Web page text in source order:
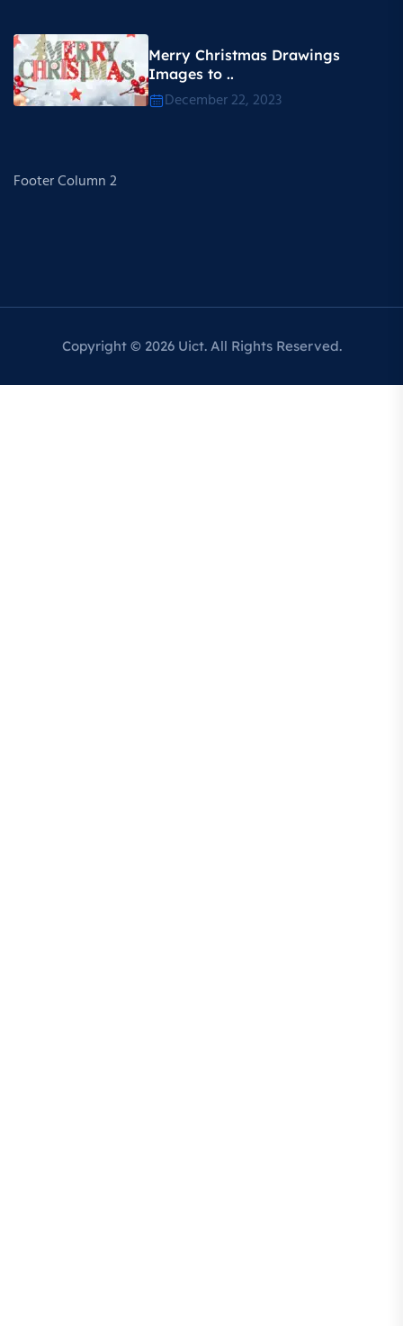
Merry Christmas Drawings
Images to ..
December 22, 2023
Footer Column 2
Copyright © 2026 Uict. All Rights Reserved.